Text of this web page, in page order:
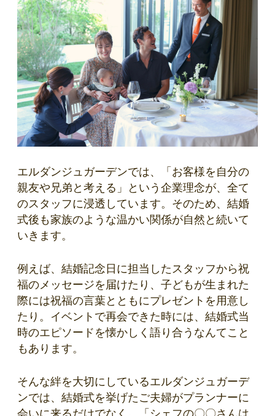
エルダンジュガーデンでは、「お客様を自分の
親友や兄弟と考える」という企業理念が、全て
のスタッフに浸透しています。そのため、結婚
式後も家族のような温かい関係が自然と続いて
いきます。
例えば、結婚記念日に担当したスタッフから祝
福のメッセージを届けたり、子どもが生まれた
際には祝福の言葉とともにプレゼントを用意し
たり。イベントで再会できた時には、結婚式当
時のエピソードを懐かしく語り合うなんてこと
もあります。
そんな絆を大切にしているエルダンジュガーデ
ンでは、結婚式を挙げたご夫婦がプランナーに